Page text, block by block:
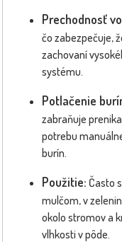
Prechodnosť
čo zabezpečuje,
zachovaní
systému.
Potlačenie
zabraňuje
potrebu
burín.
Použitie: Často
mulčom, v
okolo stromov a
vlhkosti v pôde.